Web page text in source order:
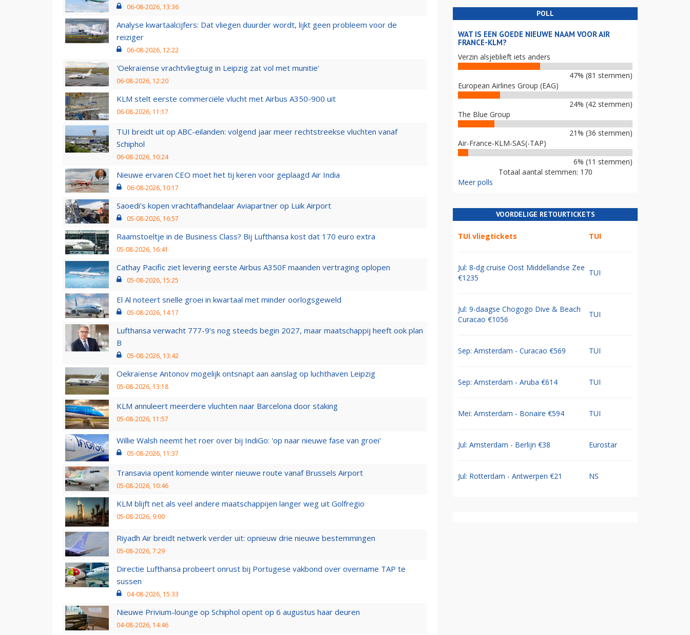
06-08-2026, 13:36
Analyse kwartaalcijfers: Dat vliegen duurder wordt, lijkt geen probleem voor de
reiziger
06-08-2026, 12:22
'Oekraïense vrachtvliegtuig in Leipzig zat vol met munitie'
06-08-2026, 12:20
KLM stelt eerste commerciële vlucht met Airbus A350-900 uit
06-08-2026, 11:17
TUI breidt uit op ABC-eilanden: volgend jaar meer rechtstreekse vluchten vanaf
Schiphol
06-08-2026, 10:24
Nieuwe ervaren CEO moet het tij keren voor geplaagd Air India
06-08-2026, 10:17
Saoedi’s kopen vrachtafhandelaar Aviapartner op Luik Airport
05-08-2026, 16:57
Raamstoeltje in de Business Class? Bij Lufthansa kost dat 170 euro extra
05-08-2026, 16:41
Cathay Pacific ziet levering eerste Airbus A350F maanden vertraging oplopen
05-08-2026, 15:25
El Al noteert snelle groei in kwartaal met minder oorlogsgeweld
05-08-2026, 14:17
Lufthansa verwacht 777-9’s nog steeds begin 2027, maar maatschappij heeft ook plan
B
05-08-2026, 13:42
Oekraïense Antonov mogelijk ontsnapt aan aanslag op luchthaven Leipzig
05-08-2026, 13:18
KLM annuleert meerdere vluchten naar Barcelona door staking
05-08-2026, 11:57
Willie Walsh neemt het roer over bij IndiGo: 'op naar nieuwe fase van groei'
05-08-2026, 11:37
Transavia opent komende winter nieuwe route vanaf Brussels Airport
05-08-2026, 10:46
KLM blijft net als veel andere maatschappijen langer weg uit Golfregio
05-08-2026, 9:00
Riyadh Air breidt netwerk verder uit: opnieuw drie nieuwe bestemmingen
05-08-2026, 7:29
Directie Lufthansa probeert onrust bij Portugese vakbond over overname TAP te
sussen
04-08-2026, 15:33
Nieuwe Privium-lounge op Schiphol opent op 6 augustus haar deuren
04-08-2026, 14:46
POLL
WAT IS EEN GOEDE NIEUWE NAAM VOOR AIR
FRANCE-KLM?
Verzin alsjeblieft iets anders
47% (81 stemmen)
European Airlines Group (EAG)
24% (42 stemmen)
The Blue Group
21% (36 stemmen)
Air-France-KLM-SAS(-TAP)
6% (11 stemmen)
Totaal aantal stemmen: 170
Meer polls
VOORDELIGE RETOURTICKETS
TUI vliegtickets TUI
Jul: 8-dg cruise Oost Middellandse Zee
€1235
TUI
Jul: 9-daagse Chogogo Dive & Beach
Curacao €1056
TUI
Sep: Amsterdam - Curacao €569 TUI
Sep: Amsterdam - Aruba €614 TUI
Mei: Amsterdam - Bonaire €594 TUI
Jul: Amsterdam - Berlijn €38 Eurostar
Jul: Rotterdam - Antwerpen €21 NS